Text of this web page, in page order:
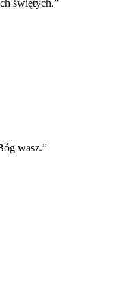
świętych.”
wasz.”